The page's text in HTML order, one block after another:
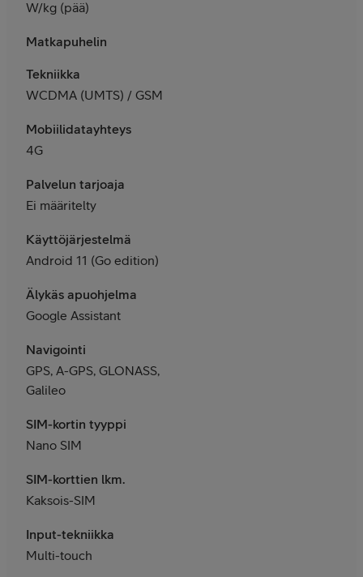
W/kg (pää)
Matkapuhelin
Tekniikka
WCDMA (UMTS) / GSM
Mobiilidatayhteys
4G
Palvelun tarjoaja
Ei määritelty
Käyttöjärjestelmä
Android 11 (Go edition)
Älykäs apuohjelma
Google Assistant
Navigointi
GPS, A-GPS, GLONASS,
Galileo
SIM-kortin tyyppi
Nano SIM
SIM-korttien lkm.
Kaksois-SIM
Input-tekniikka
Multi-touch